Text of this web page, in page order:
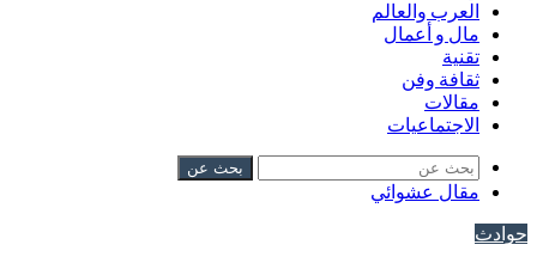
العرب والعالم
مال و أعمال
تقنية
ثقافة وفن
مقالات
الاجتماعيات
بحث عن
مقال عشوائي
حوادث